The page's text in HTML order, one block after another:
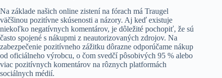
Na základe našich online zistení na fórach má Traugel
väčšinou pozitívne skúsenosti a názory. Aj keď existuje
niekoľko negatívnych komentárov, je dôležité pochopiť, že sú
často spojené s nákupmi z neautorizovaných zdrojov. Na
zabezpečenie pozitívneho zážitku dôrazne odporúčame nákup
od oficiálneho výrobcu, o čom svedčí pôsobivých 95 % alebo
viac pozitívnych komentárov na rôznych platformách
sociálnych médií.